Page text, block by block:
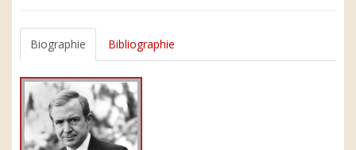
Biographie Bibliographie